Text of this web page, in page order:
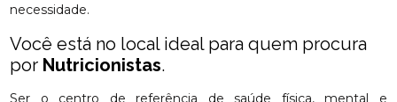
necessidade.
Você está no local ideal para quem procura
por Nutricionistas.
Ser o centro de referência de saúde física, mental e